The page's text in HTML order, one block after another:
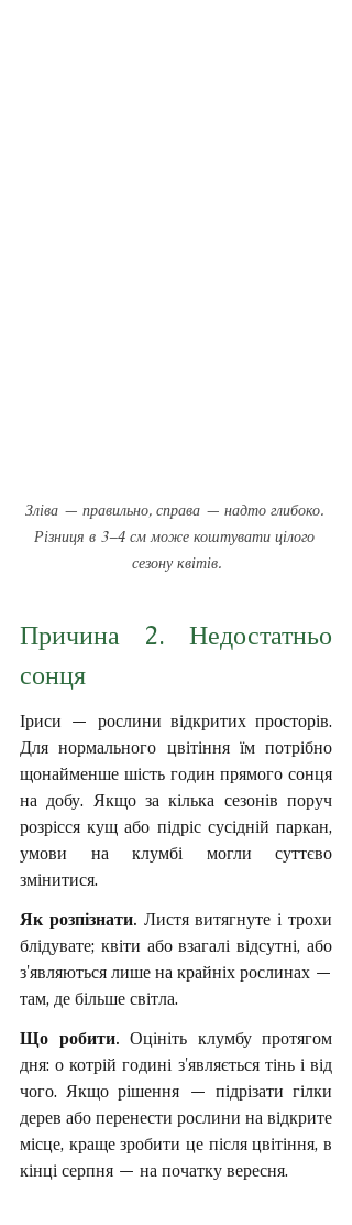
Зліва — правильно, справа — надто глибоко.
Різниця в 3–4 см може коштувати цілого
сезону квітів.
Причина 2. Недостатньо
сонця
Іриси — рослини відкритих просторів.
Для нормального цвітіння їм потрібно
щонайменше шість годин прямого сонця
на добу. Якщо за кілька сезонів поруч
розрісся кущ або підріс сусідній паркан,
умови на клумбі могли суттєво
змінитися.
Як розпізнати. Листя витягнуте і трохи
блідувате; квіти або взагалі відсутні, або
з'являються лише на крайніх рослинах —
там, де більше світла.
Що робити. Оцініть клумбу протягом
дня: о котрій годині з'являється тінь і від
чого. Якщо рішення — підрізати гілки
дерев або перенести рослини на відкрите
місце, краще зробити це після цвітіння, в
кінці серпня — на початку вересня.